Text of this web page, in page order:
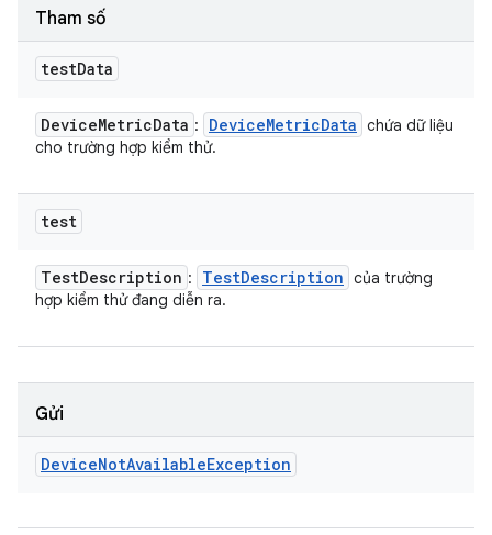
Tham số
testData
DeviceMetricData : DeviceMetricData chứa dữ liệu
cho trường hợp kiểm thử.
test
TestDescription : TestDescription của trường
hợp kiểm thử đang diễn ra.
Gửi
DeviceNotAvailableException